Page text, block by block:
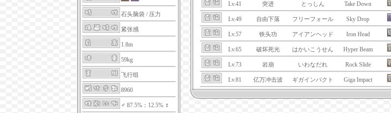
石头脑袋 / 压力
紧张感
1.8m
59kg
飞行组
8960
♂ 87.5%：12.5% ♀
Lv.41 突进 とっしん Take Down
Lv.49 自由下落 フリーフォール Sky Drop
Lv.57 铁头功 アイアンヘッド Iron Head
Lv.65 破坏死光 はかいこうせん Hyper Beam
Lv.73 岩崩 いわなだれ Rock Slide
Lv.81 亿万冲击波 ギガインパクト Giga Impact